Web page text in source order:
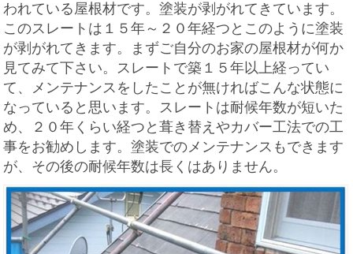
われている屋根材です。塗装が剥がれてきています。
このスレートは１５年～２０年経つとこのように塗装
が剥がれてきます。まずご自分のお家の屋根材が何か
見てみて下さい。スレートで築１５年以上経ってい
て、メンテナンスをしたことが無ければこんな状態に
なっていると思います。スレートは耐候年数が短いた
め、２０年くらい経つと葺き替えやカバー工法での工
事をお勧めします。塗装でのメンテナンスもできます
が、その後の耐候年数は長くはありません。